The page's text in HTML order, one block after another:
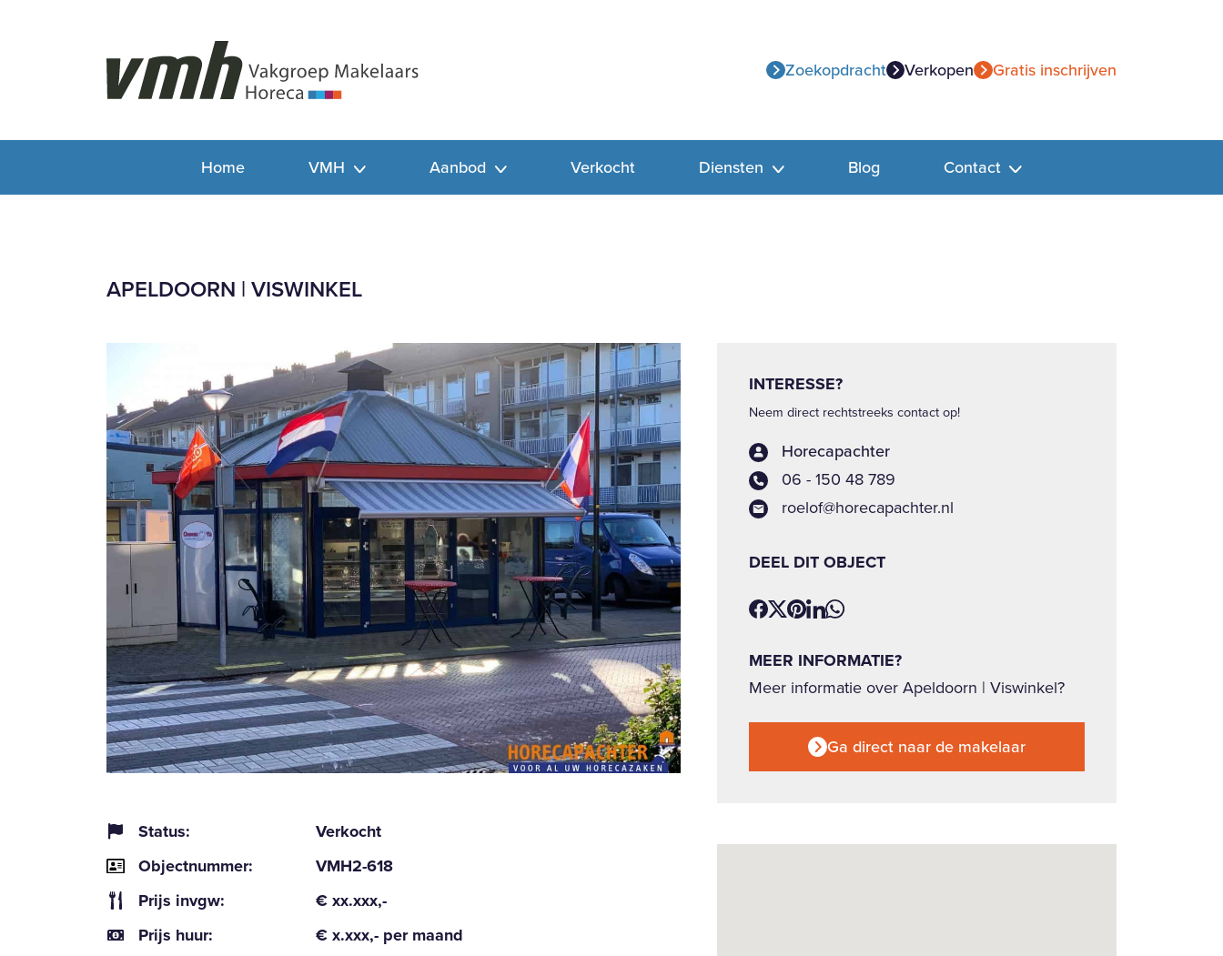
Zoekopdracht Verkopen Gratis inschrijven
Home VMH Aanbod Verkocht Diensten Blog Contact
APELDOORN | VISWINKEL
Status:
Verkocht
Objectnummer:
VMH2-618
Prijs invgw:
€ xx.xxx,-
Prijs huur:
€ x.xxx,- per maand
INTERESSE?
Neem direct rechtstreeks contact op!
Horecapachter
06 - 150 48 789
roelof@horecapachter.nl
DEEL DIT OBJECT
MEER INFORMATIE?
Meer informatie over Apeldoorn | Viswinkel?
Ga direct naar de makelaar